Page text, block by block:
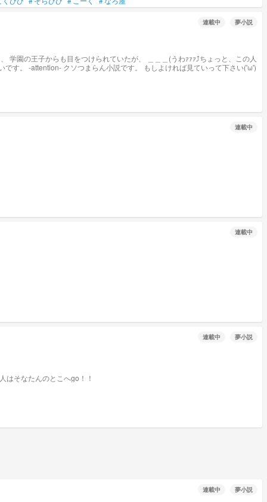
連載中 夢小説
大胆ｯｯｯ) ＿＿＿(( 'ω')ﾌｧｧｧwwえ、めっちゃ草ww) ＿＿＿(あ、この本くっっそおもろいわ！！ハマっちゃう♡(() ……中身はクールどころじゃないみたいです。 -attention- クソつまらん小説です。 もしよければ見ていって下さい('ω')
連載中
連載中
連載中 夢小説
♡ 前を見たい人はそなたんのとこへgo！！
連載中 夢小説